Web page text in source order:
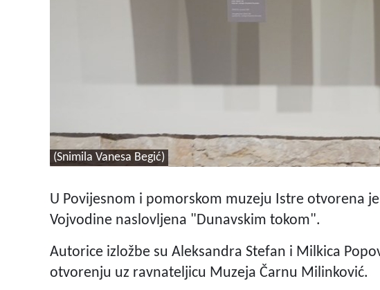
(Snimila Vanesa Begić)
U Povijesnom i pomorskom muzeju Istre otvorena
Vojvodine naslovljena "Dunavskim tokom".
Autorice izložbe su Aleksandra Stefan i Milkica
otvorenju uz ravnateljicu Muzeja Čarnu Milinković.